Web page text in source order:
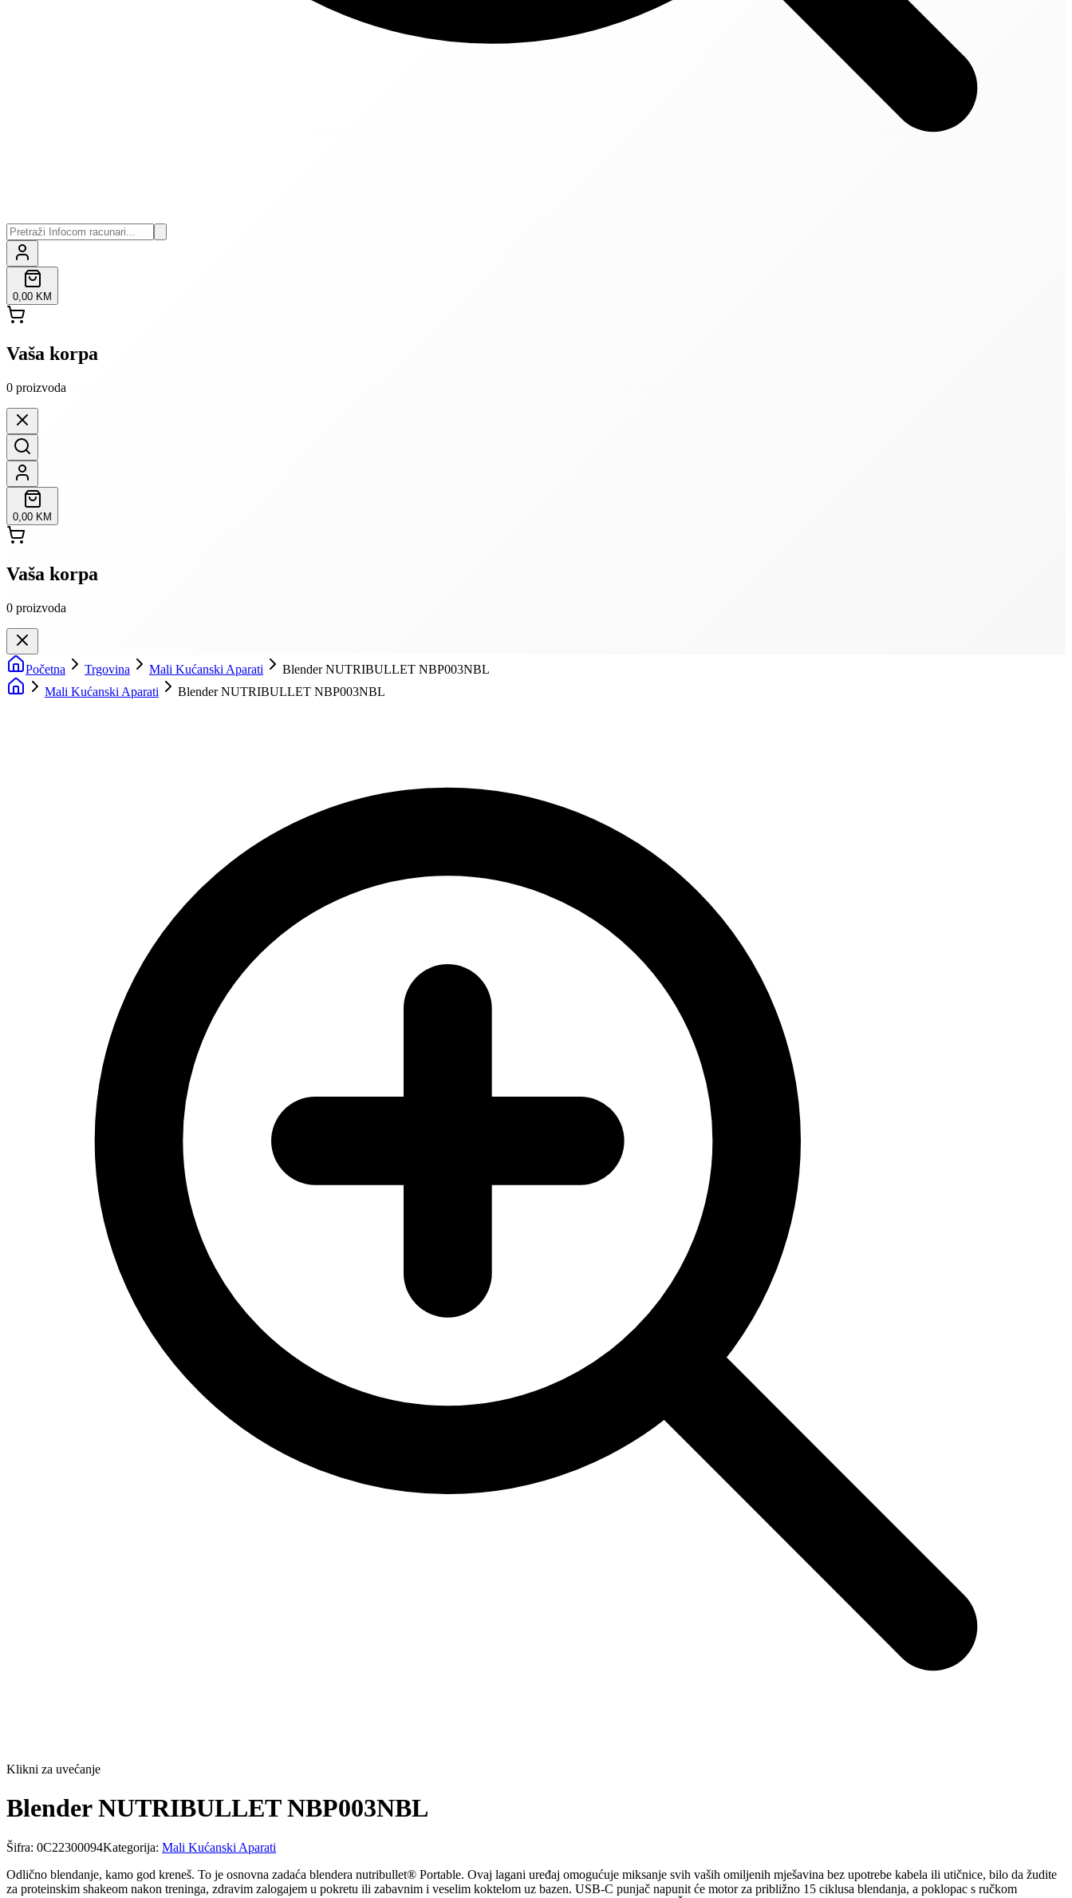
0,00 KM
Vaša korpa
0 proizvoda
0,00 KM
Vaša korpa
0 proizvoda
Početna Trgovina Mali Kućanski Aparati
Blender NUTRIBULLET NBP003NBL
Mali Kućanski Aparati
Blender NUTRIBULLET NBP003NBL
Klikni za uvećanje
Blender NUTRIBULLET NBP003NBL
Šifra: 0C22300094Kategorija: Mali Kućanski Aparati
Odlično blendanje, kamo god kreneš. To je osnovna zadaća blendera nutribullet® Portable. Ovaj lagani uređaj omogućuje miksanje svih vaših omiljenih mješavina bez upotrebe kabela ili utičnice, bilo da žudite
za proteinskim shakeom nakon treninga, zdravim zalogajem u pokretu ili zabavnim i veselim koktelom uz bazen. USB-C punjač napunit će motor za približno 15 ciklusa blendanja, a poklopac s ručkom